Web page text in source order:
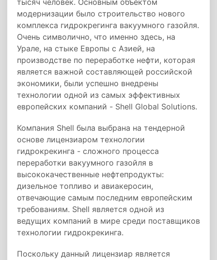
тысяч человек. Основным объектом
модернизации было строительство нового
комплекса гидрокрегинга вакуумного газойля.
Очень символично, что именно здесь, на
Урале, на стыке Европы с Азией, на
производстве по переработке нефти, которая
является важной составляющей российской
экономики, были успешно внедрены
технологии одной из самых эффективных
европейских компаний - Shell Global Solutions.
Компания Shell была выбрана на тендерной
основе лицензиаром технологии
гидрокрекинга - сложного процесса
переработки вакуумного газойля в
высококачественные нефтепродукты:
дизельное топливо и авиакеросин,
отвечающие самым последним европейским
требованиям. Shell является одной из
ведущих компаний в мире среди поставщиков
технологии гидрокрекинга.
Поскольку данный лицензиар является